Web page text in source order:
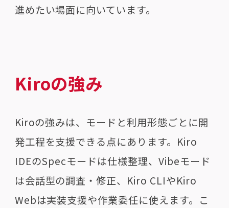
進めたい場面に向いています。
Kiroの強み
Kiroの強みは、モードと利用形態ごとに開
発工程を支援できる点にあります。Kiro
IDEのSpecモードは仕様整理、Vibeモード
は会話型の調査・修正、Kiro CLIやKiro
Webは実装支援や作業委任に使えます。こ